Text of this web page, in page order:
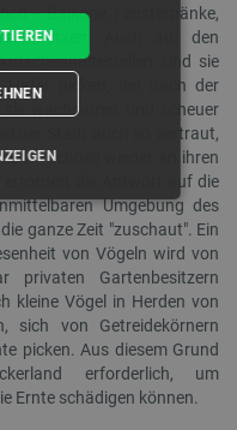
– Balkone, Fensterbänke,
Auch auf den
sind sie
picken, der nach der
wachsamer und scheuer
der Stadt auch so vertraut,
– schnell wieder an ihren
erfordert die Antwort auf die
Umgebung des
ganze Zeit "zuschaut". Ein
von Vögeln wird von
privaten Gartenbesitzern
kleine Vögel in Herden von
sich von Getreidekörnern
picken. Aus diesem Grund
erforderlich, um
Ernte schädigen können.
TARGETING